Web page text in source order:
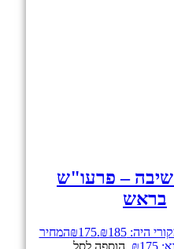
– פרעו"ש
בראש
היה: ₪185. ₪175
המחיר